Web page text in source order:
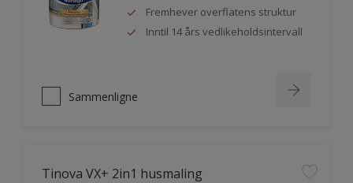
Fremhever overflatens struktur
Inntil 14 års vedlikeholdsintervall
Sammenligne
Tinova VX+ 2in1 husmaling